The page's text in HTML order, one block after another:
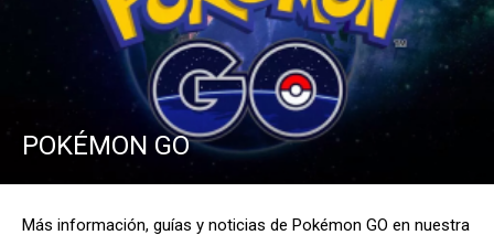
POKÉMON GO
Más información, guías y noticias de Pokémon GO en nuestra